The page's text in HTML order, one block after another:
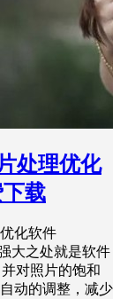
处理优化
载
化软件
大之处就是软件
对照片的饱和
动的调整，减少